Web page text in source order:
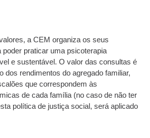
a CEM organiza os seus
praticar uma psicoterapia
e sustentável. O valor das consultas é
dos rendimentos do agregado familiar,
que correspondem às
de cada família (no caso de não ter
política de justiça social, será aplicado